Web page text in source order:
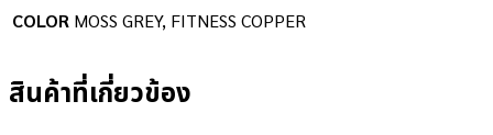
COLOR MOSS GREY, FITNESS COPPER
สินค้าที่เกี่ยวข้อง